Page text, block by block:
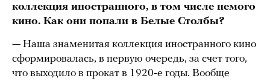
коллекция иностранного, в том числе немого
кино. Как они попали в Белые Столбы?
— Наша знаменитая коллекция иностранного кино
сформировалась, в первую очередь, за счет того,
что выходило в прокат в 1920-е годы. Вообще